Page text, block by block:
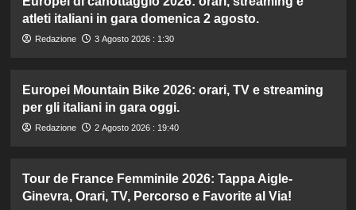
atleti italiani in gara domenica 2 agosto.
Redazione 3 Agosto 2026 : 1:30
Europei Mountain Bike 2026: orari, TV e streaming
per gli italiani in gara oggi.
Redazione 2 Agosto 2026 : 19:40
Tour de France Femminile 2026: Tappa Aigle-
Ginevra, Orari, TV, Percorso e Favorite al Via!